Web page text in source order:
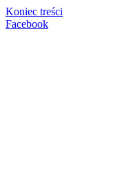
Koniec treści
Facebook